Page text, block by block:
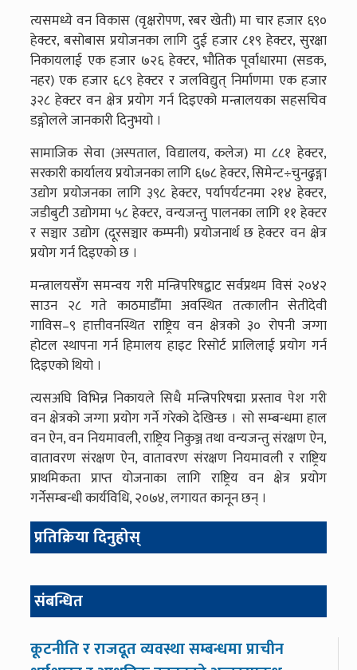
त्यसमध्ये वन विकास (वृक्षरोपण, रबर खेती) मा चार हजार ६९०
हेक्टर, बसोबास प्रयोजनका लागि दुई हजार ८१९ हेक्टर, सुरक्षा
निकायलाई एक हजार ७२६ हेक्टर, भौतिक पूर्वाधारमा (सडक,
नहर) एक हजार ६८९ हेक्टर र जलविद्युत् निर्माणमा एक हजार
३२८ हेक्टर वन क्षेत्र प्रयोग गर्न दिइएको मन्त्रालयका सहसचिव
डङ्गोलले जानकारी दिनुभयो ।
सामाजिक सेवा (अस्पताल, विद्यालय, कलेज) मा ८८१ हेक्टर,
सरकारी कार्यालय प्रयोजनका लागि ६७८ हेक्टर, सिमेन्ट÷चुनढुङ्गा
उद्योग प्रयोजनका लागि ३९८ हेक्टर, पर्यापर्यटनमा २१४ हेक्टर,
जडीबुटी उद्योगमा ५८ हेक्टर, वन्यजन्तु पालनका लागि ११ हेक्टर
र सञ्चार उद्योग (दूरसञ्चार कम्पनी) प्रयोजनार्थ छ हेक्टर वन क्षेत्र
प्रयोग गर्न दिइएको छ ।
मन्त्रालयसँग समन्वय गरी मन्त्रिपरिषद्बाट सर्वप्रथम विसं २०४२
साउन २८ गते काठमाडौँमा अवस्थित तत्कालीन सेतीदेवी
गाविस–९ हात्तीवनस्थित राष्ट्रिय वन क्षेत्रको ३० रोपनी जग्गा
होटल स्थापना गर्न हिमालय हाइट रिसोर्ट प्रालिलाई प्रयोग गर्न
दिइएको थियो ।
त्यसअघि विभिन्न निकायले सिधै मन्त्रिपरिषद्मा प्रस्ताव पेश गरी
वन क्षेत्रको जग्गा प्रयोग गर्ने गरेको देखिन्छ । सो सम्बन्धमा हाल
वन ऐन, वन नियमावली, राष्ट्रिय निकुञ्ज तथा वन्यजन्तु संरक्षण ऐन,
वातावरण संरक्षण ऐन, वातावरण संरक्षण नियमावली र राष्ट्रिय
प्राथमिकता प्राप्त योजनाका लागि राष्ट्रिय वन क्षेत्र प्रयोग
गर्नेसम्बन्धी कार्यविधि, २०७४, लगायत कानून छन् ।
प्रतिक्रिया दिनुहोस्
संबन्धित
कूटनीति र राजदूत व्यवस्था सम्बन्धमा प्राचीन